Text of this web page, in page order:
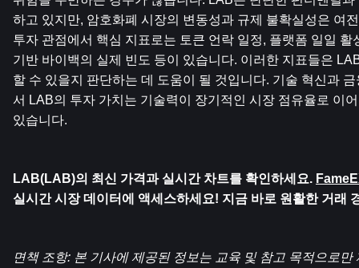
하고 있지만, 암호화폐 시장의 변동성과 규제 불확실성은 여
투자 관점에서 핵심 지표로는 토큰 언락 일정, 플랫폼 일일 활
기반 바이백의 실제 빈도 등이 있습니다. 이러한 지표들은
할 수 있을지 판단하는 데 도움이 될 것입니다. 기술 혁신과
서 LAB의 투자 가치는 기술력이 장기적인 시장 점유율로 이
있습니다.
LAB(LAB)의 최신 가격과 실시간 차트를 확인하세요.
실시간 시장 데이터에 액세스하세요! 지금 바로 원활한 거래
면책 조항: 본 기사에 제공된 정보는 교육 및 참고 목적으로